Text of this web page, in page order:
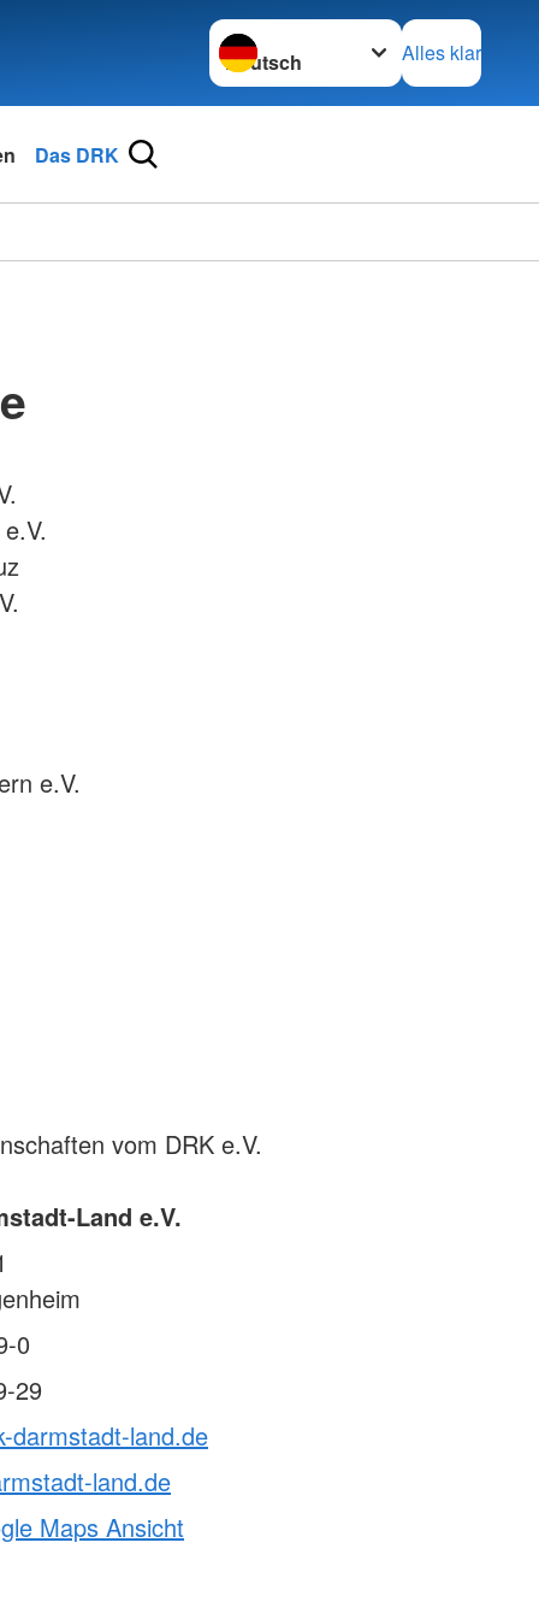
Sprache wechseln zu
Alles klar
Das DRK
e.V.
vom DRK e.V.
Land e.V.
0
29
darmstadt-land.de
land.de
Maps Ansicht